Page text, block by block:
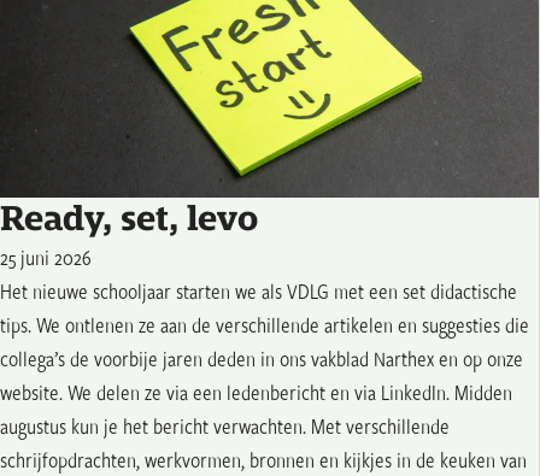
Ready, set, levo
25 juni 2026
Het nieuwe schooljaar starten we als VDLG met een set didactische
tips. We ontlenen ze aan de verschillende artikelen en suggesties die
collega’s de voorbije jaren deden in ons vakblad Narthex en op onze
website. We delen ze via een ledenbericht en via LinkedIn. Midden
augustus kun je het bericht verwachten. Met verschillende
schrijfopdrachten, werkvormen, bronnen en kijkjes in de keuken van